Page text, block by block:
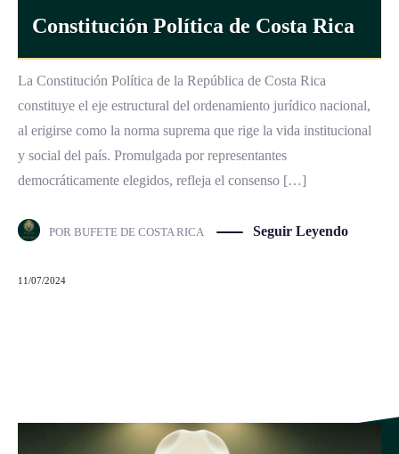
Constitución Política de Costa Rica
La Constitución Política de la República de Costa Rica
constituye el eje estructural del ordenamiento jurídico nacional,
al erigirse como la norma suprema que rige la vida institucional
y social del país. Promulgada por representantes
democráticamente elegidos, refleja el consenso […]
POR BUFETE DE COSTA RICA Seguir Leyendo
11/07/2024